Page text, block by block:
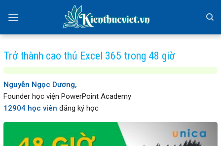
Trở thành cao thủ Excel 365 trong 48 giờ
Nguyễn Ngọc Dương,
Founder học viện PowerPoint Academy
12904 học viên đăng ký học